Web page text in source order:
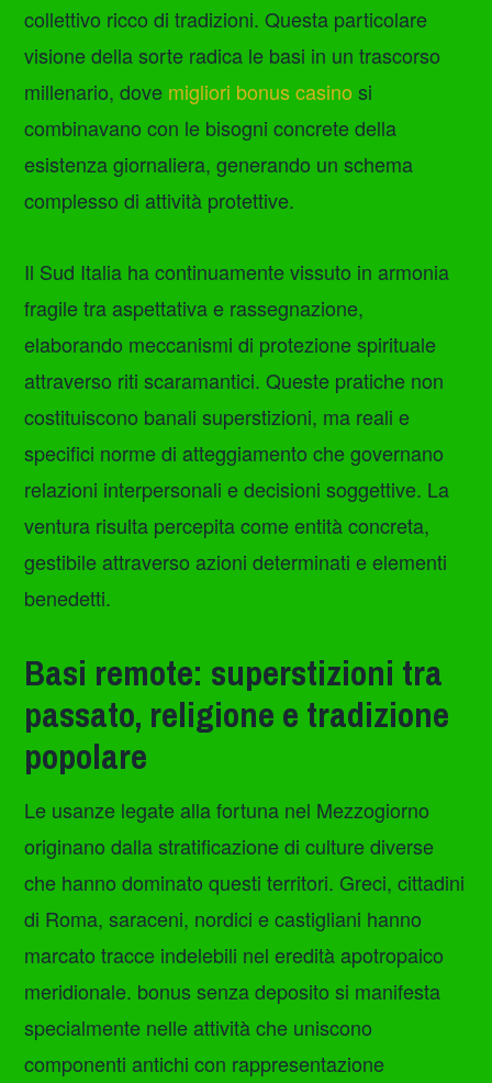
collettivo ricco di tradizioni. Questa particolare
visione della sorte radica le basi in un trascorso
millenario, dove migliori bonus casino si
combinavano con le bisogni concrete della
esistenza giornaliera, generando un schema
complesso di attività protettive.
Il Sud Italia ha continuamente vissuto in armonia
fragile tra aspettativa e rassegnazione,
elaborando meccanismi di protezione spirituale
attraverso riti scaramantici. Queste pratiche non
costituiscono banali superstizioni, ma reali e
specifici norme di atteggiamento che governano
relazioni interpersonali e decisioni soggettive. La
ventura risulta percepita come entità concreta,
gestibile attraverso azioni determinati e elementi
benedetti.
Basi remote: superstizioni tra
passato, religione e tradizione
popolare
Le usanze legate alla fortuna nel Mezzogiorno
originano dalla stratificazione di culture diverse
che hanno dominato questi territori. Greci, cittadini
di Roma, saraceni, nordici e castigliani hanno
marcato tracce indelebili nel eredità apotropaico
meridionale. bonus senza deposito si manifesta
specialmente nelle attività che uniscono
componenti antichi con rappresentazione